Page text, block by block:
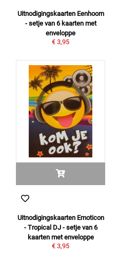
Uitnodigingskaarten Eenhoorn
- setje van 6 kaarten met
enveloppe
€ 3,95
Uitnodigingskaarten Emoticon
- Tropical DJ - setje van 6
kaarten met enveloppe
€ 3,95